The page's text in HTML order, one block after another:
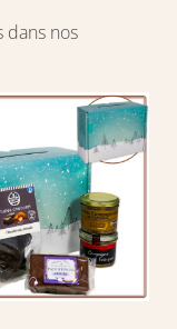
dans nos